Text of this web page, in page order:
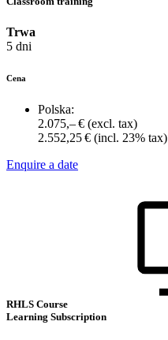
Trwa
5 dni
Cena
Polska:
2.075,– € (excl. tax)
2.552,25 € (incl. 23% tax)
Enquire a date
RHLS Course
Learning Subscription